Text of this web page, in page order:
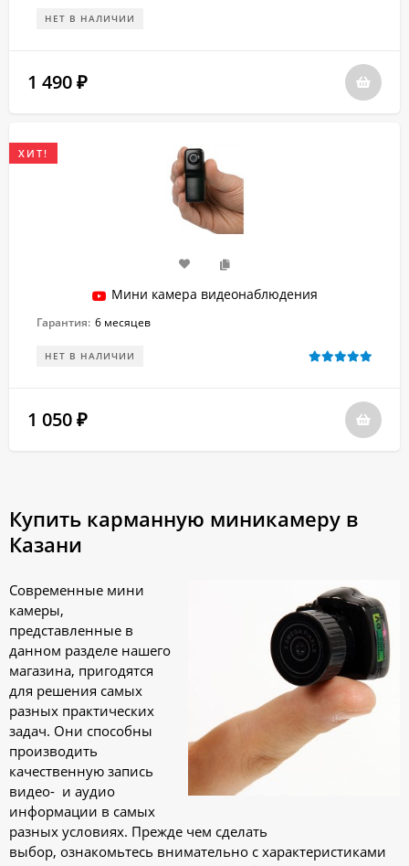
НЕТ В НАЛИЧИИ
1 490 ₽
ХИТ!
Мини камера видеонаблюдения
Гарантия: 6 месяцев
НЕТ В НАЛИЧИИ
1 050 ₽
Купить карманную миникамеру в
Казани
Современные мини
камеры,
представленные в
данном разделе нашего
магазина, пригодятся
для решения самых
разных практических
задач. Они способны
производить
качественную запись
видео- и аудио
информации в самых
разных условиях. Прежде чем сделать
выбор, ознакомьтесь внимательно с характеристиками